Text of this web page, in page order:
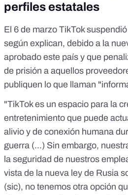
perfiles estatales
El 6 de marzo TikTok
según explican, debido a la
aprobado este país y que
de prisión a aquellos
publiquen lo que llaman
"TikTok es un espacio para la
entretenimiento que puede
alivio y de conexión humana
guerra (...) Sin embargo,
la seguridad de nuestros
vista de la nueva ley de Rusia
(sic), no tenemos otra opción